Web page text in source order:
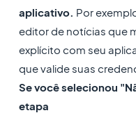
aplicativo. Por
editor de notícias que
explícito com seu
que valide suas
Se você selecionou
etapa